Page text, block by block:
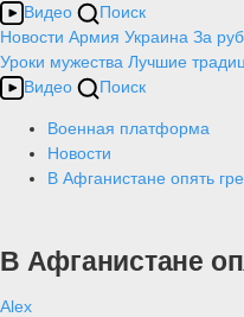
Видео
Поиск
Новости Армия Украина За
Уроки мужества Лучшие
Видео
Поиск
Военная платформа
Новости
В Афганистане опять
В Афганистане
Alex